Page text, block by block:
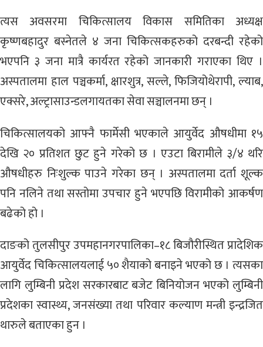
त्यस अवसरमा चिकित्सालय विकास समितिका अध्यक्ष
कृष्णबहादुर बस्नेतले ४ जना चिकित्सकहरुको दरबन्दी रहेको
भएपनि ३ जना मात्रै कार्यरत रहेको जानकारी गराएका थिए ।
अस्पतालमा हाल पञ्चकर्मा, क्षारशुत्र, सल्ले, फिजियोथेरापी, ल्याब,
एक्सरे, अल्ट्रासाउन्डलगायतका सेवा सञ्चालनमा छन् ।
चिकित्सालयको आफ्नै फार्मेसी भएकाले आयुर्वेद औषधीमा १५
देखि २० प्रतिशत छुट हुने गरेको छ । एउटा बिरामीले ३/४ थरि
औषधीहरु निःशुल्क पाउने गरेका छन् । अस्पतालमा दर्ता शूल्क
पनि नलिने तथा सस्तोमा उपचार हुने भएपछि विरामीको आकर्षण
बढेको हो ।
दाङको तुलसीपुर उपमहानगरपालिका–१८ बिजौरीस्थित प्रादेशिक
आयुर्वेद चिकित्सालयलाई ५० शैयाको बनाइने भएको छ । त्यसका
लागि लुम्बिनी प्रदेश सरकारबाट बजेट बिनियोजन भएको लुम्बिनी
प्रदेशका स्वास्थ्य, जनसंख्या तथा परिवार कल्याण मन्त्री इन्द्रजित
थारुले बताएका हुन ।